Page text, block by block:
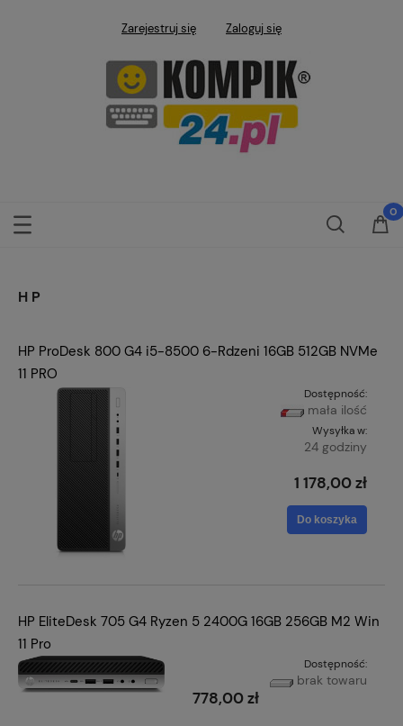
Zarejestruj się Zaloguj się
HP
HP ProDesk 800 G4 i5-8500 6-Rdzeni 16GB 512GB NVMe
11 PRO
Dostępność:
mała ilość
Wysyłka w:
24 godziny
1 178,00 zł
Do koszyka
HP EliteDesk 705 G4 Ryzen 5 2400G 16GB 256GB M2 Win
11 Pro
Dostępność:
brak towaru
778,00 zł